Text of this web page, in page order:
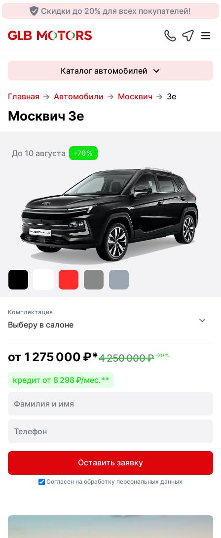
Скидки до 20% для всех покупателей!
Главная Автомобили Москвич 3e
Каталог автомобилей
Москвич 3e
До 10 августа –70 %
Выберу в салоне
Комплектация
от 1 275 000 ₽*4 250 000 ₽ –70 %
кредит от 8 298 ₽/мес.**
Оставить заявку
Согласен на обработку персональных данных